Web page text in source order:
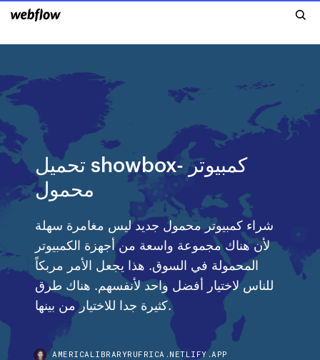
تحميل showbox- كمبيوتر
محمول
شراء كمبيوتر محمول جديد ليس مغامرة سهلة
لأن هناك مجموعة واسعة من أجهزة الكمبيوتر
المحمولة في السوق. هذا يجعل الأمر مربكاً
للناس لاختيار أفضل واحد لأنفسهم. هناك طرق
كثيرة جدا للاختيار من بينها.
AMERICALIBRARYRUFRICA.NETLIFY.APP